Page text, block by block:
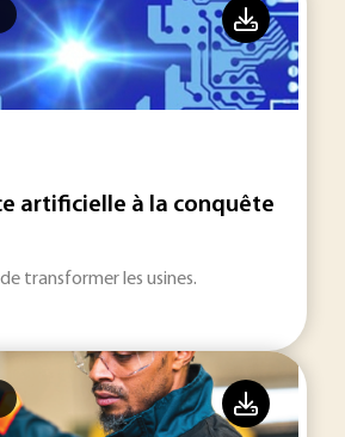
artificielle à la conquête
transformer les usines.